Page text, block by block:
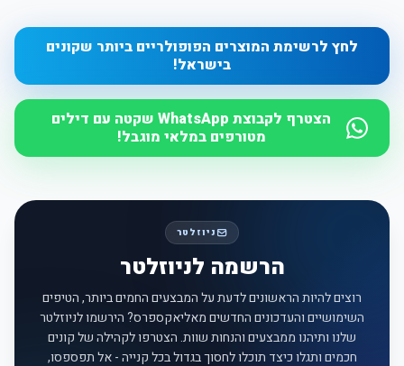
לחץ לרשימת המוצרים הפופולריים ביותר שקונים
בישראל!
הצטרף לקבוצת WhatsApp שקטה עם דילים
מטורפים במלאי מוגבל!
ניוזלטר
הרשמה לניוזלטר
רוצים להיות הראשונים לדעת על המבצעים החמים ביותר, הטיפים
השימושיים והעדכונים החדשים מאליאקספרס? הירשמו לניוזלטר
שלנו ותיהנו ממבצעים והנחות שוות. הצטרפו לקהילה של קונים
חכמים ותגלו כיצד תוכלו לחסוך בגדול בכל קנייה - אל תפספסו,